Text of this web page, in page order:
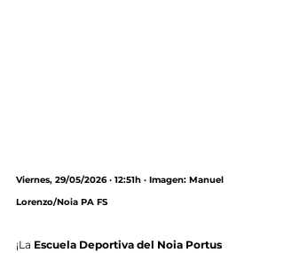
Viernes, 29/05/2026 · 12:51h · Imagen: Manuel
Lorenzo/Noia PA FS
¡La Escuela Deportiva del Noia Portus